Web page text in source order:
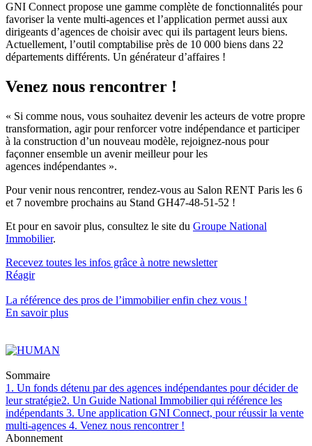
GNI Connect propose une gamme complète de fonctionnalités pour
favoriser la vente multi-agences et l’application permet aussi aux
dirigeants d’agences de choisir avec qui ils partagent leurs biens.
Actuellement, l’outil comptabilise près de 10 000 biens dans 22
départements différents. Un générateur d’affaires !
Venez nous rencontrer !
« Si comme nous, vous souhaitez devenir les acteurs de votre propre
transformation, agir pour renforcer votre indépendance et participer
à la construction d’un nouveau modèle, rejoignez-nous pour
façonner ensemble un avenir meilleur pour les
agences indépendantes ».
Pour venir nous rencontrer, rendez-vous au Salon RENT Paris les 6
et 7 novembre prochains au Stand GH47-48-51-52 !
Et pour en savoir plus, consultez le site du Groupe National
Immobilier.
Recevez toutes les infos grâce à notre newsletter
Réagir
La référence des pros de l’immobilierenfin chez vous !
En savoir plus
Sommaire
1. Un fonds détenu par des agences indépendantes pour décider de
leur stratégie2. Un Guide National Immobilier qui référence les
indépendants 3. Une application GNI Connect, pour réussir la vente
multi-agences 4. Venez nous rencontrer !
Abonnement